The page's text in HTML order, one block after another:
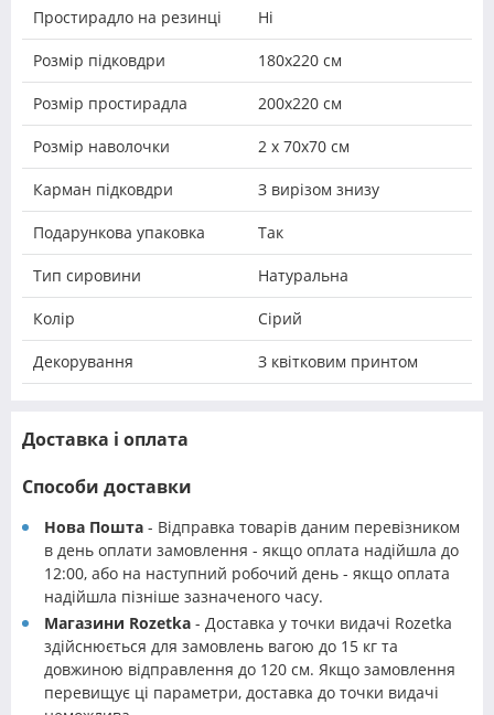
Простирадло на резинці Ні
Розмір підковдри 180х220 см
Розмір простирадла 200х220 см
Розмір наволочки 2 х 70х70 см
Карман підковдри З вирізом знизу
Подарункова упаковка Так
Тип сировини Натуральна
Колір Сірий
Декорування З квітковим принтом
Доставка і оплата
Способи доставки
Нова Пошта - Відправка товарів даним перевізником
в день оплати замовлення - якщо оплата надійшла до
12:00, або на наступний робочий день - якщо оплата
надійшла пізніше зазначеного часу.
Магазини Rozetka - Доставка у точки видачі Rozetka
здійснюється для замовлень вагою до 15 кг та
довжиною відправлення до 120 см. Якщо замовлення
перевищує ці параметри, доставка до точки видачі